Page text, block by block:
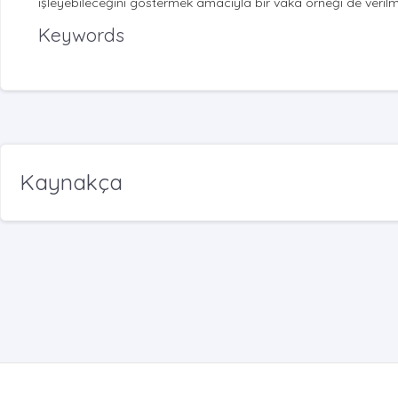
Keywords
Kaynakça